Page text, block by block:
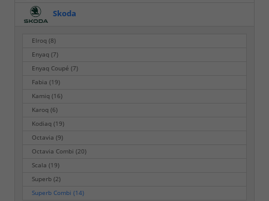
Skoda
Elroq(8)
Enyaq(7)
Enyaq Coupé(7)
Fabia(19)
Kamiq(16)
Karoq(6)
Kodiaq(19)
Octavia(9)
Octavia Combi(20)
Scala(19)
Superb(2)
Superb Combi(14)